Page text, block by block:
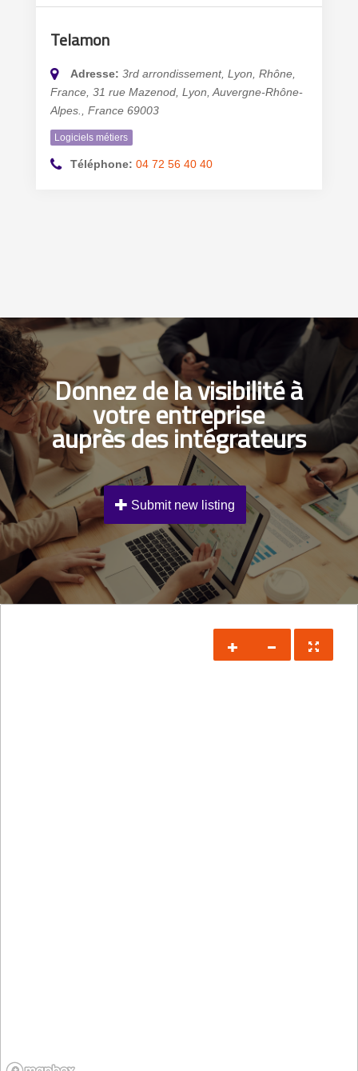
Telamon
Adresse: 3rd arrondissement, Lyon, Rhône,
France, 31 rue Mazenod, Lyon, Auvergne-Rhône-
Alpes., France 69003
Logiciels métiers
Téléphone: 04 72 56 40 40
Donnez de la visibilité à
votre entreprise
auprès des intégrateurs
Submit new listing